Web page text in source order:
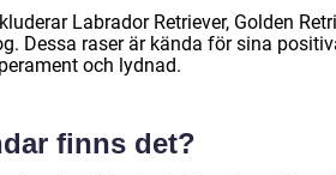
Labrador Retriever, Golden
Dessa raser är kända för sina
och lydnad.
finns det?